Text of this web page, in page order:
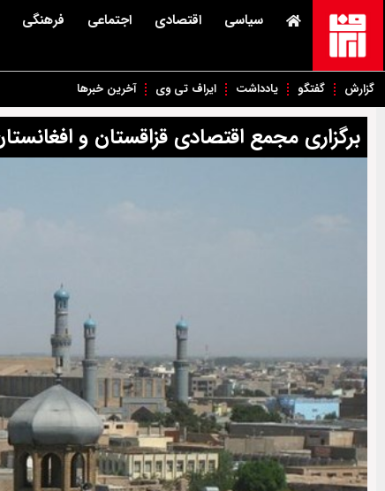
سیاسی اقتصادی اجتماعی فرهنگی
گزارش گفتگو یادداشت ایراف تی وی آخرین خبرها
برگزاری مجمع اقتصادی قزاقستان و